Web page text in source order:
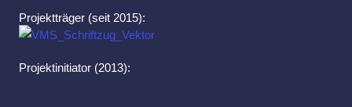
Projektträger (seit 2015):
Projektinitiator (2013):